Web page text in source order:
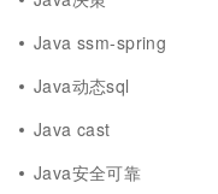
Java ssm-spring
Java动态sql
Java cast
Java安全可靠